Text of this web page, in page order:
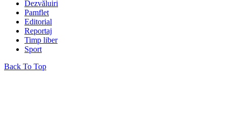
Dezvăluiri
Pamflet
Editorial
Reportaj
Timp liber
Sport
Back To Top